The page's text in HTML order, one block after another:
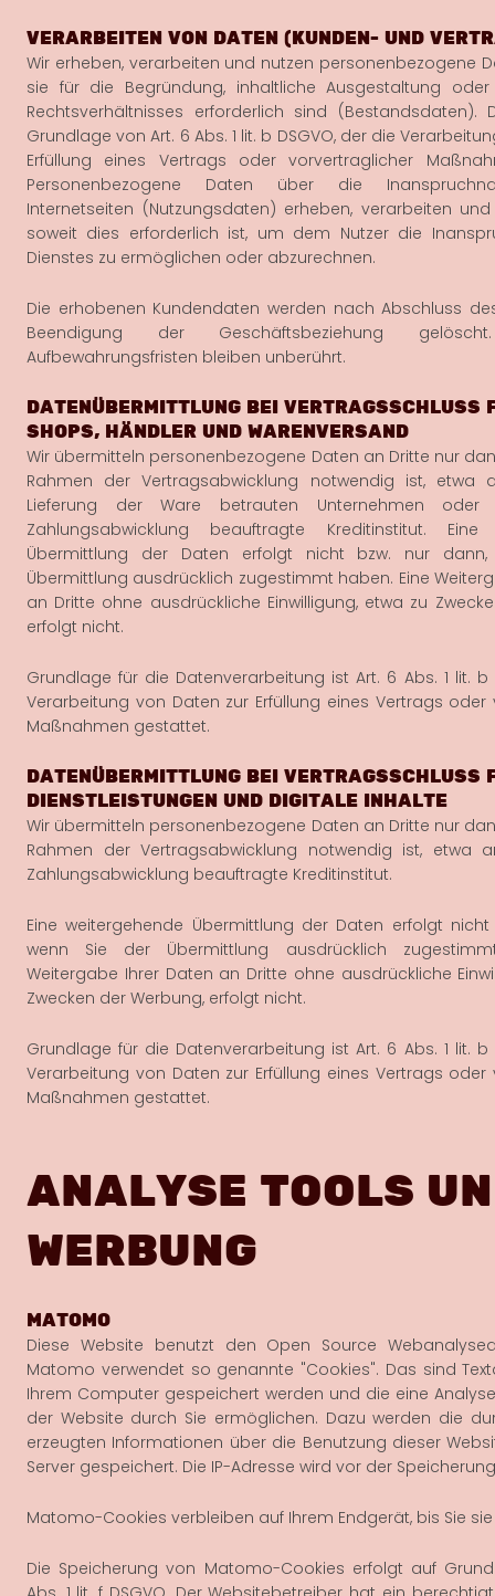
VERARBEITEN VON DATEN (KUNDEN- UND
Wir erheben, verarbeiten und nutzen personenbezogene
sie für die Begründung, inhaltliche Ausgestaltung
Rechtsverhältnisses erforderlich sind (Bestandsdaten).
Grundlage von Art. 6 Abs. 1 lit. b DSGVO, der die
Erfüllung eines Vertrags oder vorvertraglicher
Personenbezogene Daten über die
Internetseiten (Nutzungsdaten) erheben, verarbeiten
soweit dies erforderlich ist, um dem Nutzer die
Dienstes zu ermöglichen oder abzurechnen.
Die erhobenen Kundendaten werden nach Abschluss
Beendigung der Geschäftsbeziehung
Aufbewahrungsfristen bleiben unberührt.
DATENÜBERMITTLUNG BEI VERTRAGSSCHLUSS
SHOPS, HÄNDLER UND WARENVERSAND
Wir übermitteln personenbezogene Daten an Dritte nur
Rahmen der Vertragsabwicklung notwendig ist,
Lieferung der Ware betrauten Unternehmen
Zahlungsabwicklung beauftragte Kreditinstitut. Eine
Übermittlung der Daten erfolgt nicht bzw. nur
Übermittlung ausdrücklich zugestimmt haben. Eine
an Dritte ohne ausdrückliche Einwilligung, etwa zu
erfolgt nicht.
Grundlage für die Datenverarbeitung ist Art. 6 Abs. 1 lit. b
Verarbeitung von Daten zur Erfüllung eines Vertrags oder
Maßnahmen gestattet.
DATENÜBERMITTLUNG BEI VERTRAGSSCHLUSS
DIENSTLEISTUNGEN UND DIGITALE INHALTE
Wir übermitteln personenbezogene Daten an Dritte nur
Rahmen der Vertragsabwicklung notwendig ist, etwa
Zahlungsabwicklung beauftragte Kreditinstitut.
Eine weitergehende Übermittlung der Daten erfolgt
wenn Sie der Übermittlung ausdrücklich
Weitergabe Ihrer Daten an Dritte ohne ausdrückliche
Zwecken der Werbung, erfolgt nicht.
Grundlage für die Datenverarbeitung ist Art. 6 Abs. 1 lit. b
Verarbeitung von Daten zur Erfüllung eines Vertrags oder
Maßnahmen gestattet.
ANALYSE TOOLS
WERBUNG
MATOMO
Diese Website benutzt den Open Source
Matomo verwendet so genannte "Cookies". Das sind
Ihrem Computer gespeichert werden und die eine
der Website durch Sie ermöglichen. Dazu werden die
erzeugten Informationen über die Benutzung dieser
Server gespeichert. Die IP-Adresse wird vor der
Matomo-Cookies verbleiben auf Ihrem Endgerät, bis Sie
Die Speicherung von Matomo-Cookies erfolgt auf